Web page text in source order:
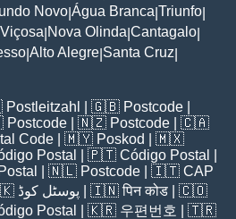
Novo Água Branca Triunfo
Viçosa Nova Olinda Cantagalo
Alto Alegre Santa Cruz
Postleitzahl | 🇬🇧 Postcode
Postcode | 🇳🇿 Postcode | 🇨🇦
Code | 🇲🇾 Poskod
| 🇲🇽
Postal | 🇵🇹 Código Postal
| 🇳🇱 Postcode | 🇮🇹 CAP
پوسٹل کوڈ | 🇮🇳पिन कोड | 🇨🇴
Postal | 🇰🇷 우편번호
| 🇹🇷